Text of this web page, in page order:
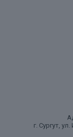
г. Сургут,